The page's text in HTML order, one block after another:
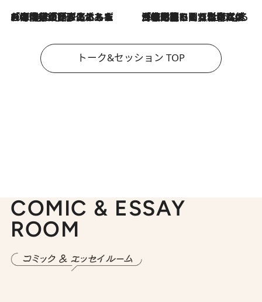
2026.8.3
「今後値上げがあるとすれば…」「リスクがあるのは今年の冬」エネルギー専門家が語る、ホルムズ海峡封鎖が家庭にもたらす“ある心配” 2026.8.3
「住宅建てられない…」「サーチャージ料の高値が続いている」ホルムズ海峡封鎖による影響はいつまで続く？《エネルギー専門家に聞く“どうなる日本の暮らし”》
トーク&セッション TOP
COMIC & ESSAY
ROOM